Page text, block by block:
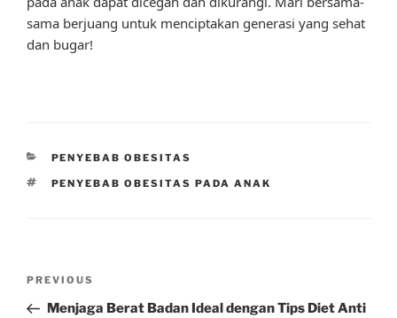
sama berjuang untuk menciptakan generasi yang sehat
dan bugar!
CATEGORIES
PENYEBAB OBESITAS
TAGS
PENYEBAB OBESITAS PADA ANAK
Previous
Post
PREVIOUS
Menjaga Berat Badan Ideal dengan Tips Diet Anti